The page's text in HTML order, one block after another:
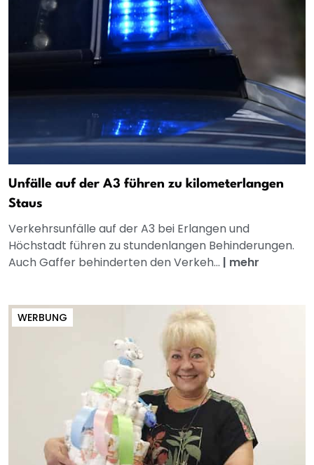
Unfälle auf der A3 führen zu kilometerlangen
Staus
Verkehrsunfälle auf der A3 bei Erlangen und
Höchstadt führen zu stundenlangen Behinderungen.
Auch Gaffer behinderten den Verkeh... | mehr
WERBUNG